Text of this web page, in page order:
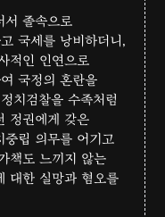
서 졸속으로
국세를 낭비하더니,
적인 인연으로
국정의 혼란을
치검찰을 수족처럼
정권에게 갖은
중립 의무를 어기고
책도 느끼지 않는
대한 실망과 혐오를